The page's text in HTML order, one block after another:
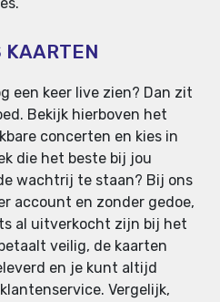
KAARTEN
een keer live zien? Dan zit
Bekijk hierboven het
concerten en kies in
die het beste bij jou
wachtrij te staan? Bij ons
account en zonder gedoe,
al uitverkocht zijn bij het
veilig, de kaarten
en je kunt altijd
Vergelijk,